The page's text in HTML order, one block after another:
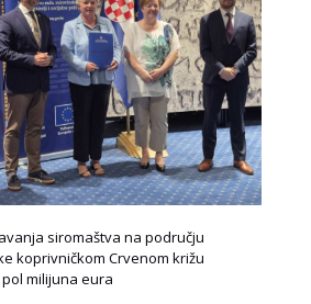
siromaštva na području
koprivničkom Crvenom križu
milijuna eura